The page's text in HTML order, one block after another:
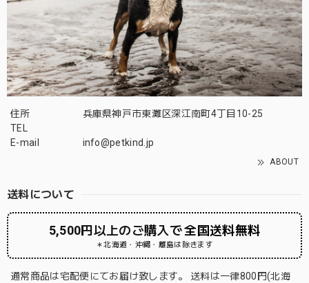
住所
兵庫県神戸市東灘区深江南町4丁目10-25
TEL
E-mail
info@petkind.jp
ABOUT
送料について
5,500円以上のご購入で全国送料無料
＊北海道・沖縄・離島は除きます
通常商品は宅配便にてお届け致します。 送料は一律800円(北海